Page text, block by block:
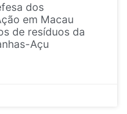
dos
em Macau
de resíduos da
Açu